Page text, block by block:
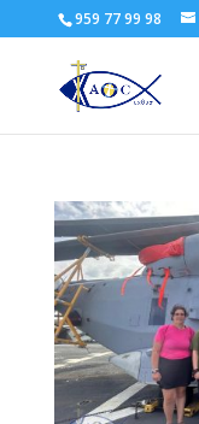
959 77 99 98